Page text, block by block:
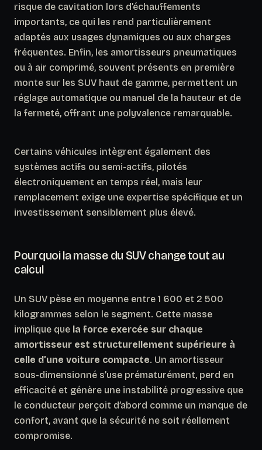
risque de cavitation lors d’échauffements
importants, ce qui les rend particulièrement
adaptés aux usages dynamiques ou aux charges
fréquentes. Enfin, les amortisseurs pneumatiques
ou à air comprimé, souvent présents en première
monte sur les SUV haut de gamme, permettent un
réglage automatique ou manuel de la hauteur et de
la fermeté, offrant une polyvalence remarquable.
Certains véhicules intègrent également des
systèmes actifs ou semi-actifs, pilotés
électroniquement en temps réel, mais leur
remplacement exige une expertise spécifique et un
investissement sensiblement plus élevé.
Pourquoi la masse du SUV change tout au
calcul
Un SUV pèse en moyenne entre 1 600 et 2 500
kilogrammes selon le segment. Cette masse
implique que la force exercée sur chaque
amortisseur est structurellement supérieure à
celle d’une voiture compacte. Un amortisseur
sous-dimensionné s’use prématurément, perd en
efficacité et génère une instabilité progressive que
le conducteur perçoit d’abord comme un manque de
confort, avant que la sécurité ne soit réellement
compromise.